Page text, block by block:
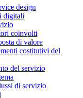
design
digitali
coinvolti
di valore
costitutivi del
del servizio
di servizio